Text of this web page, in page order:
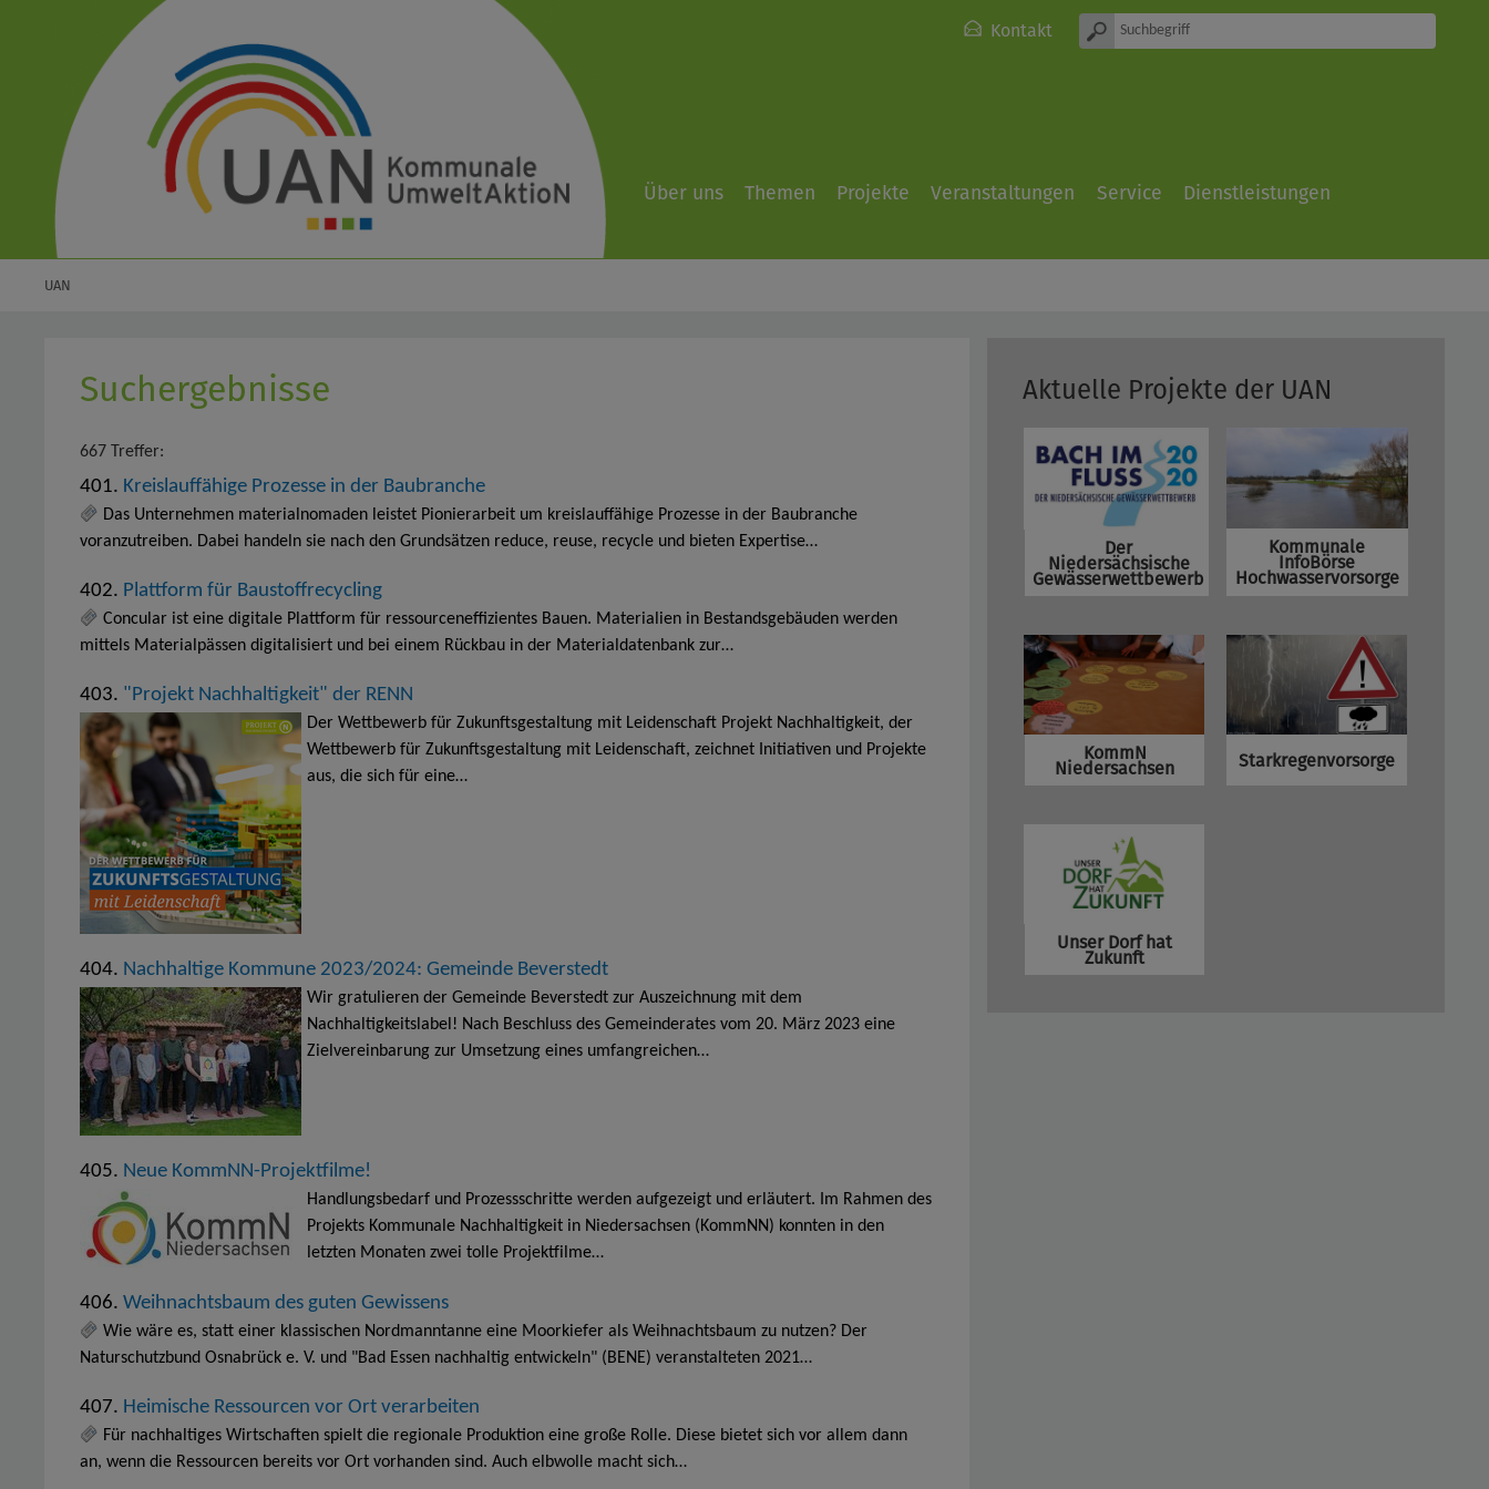
Kontakt
Über uns Themen Projekte Veranstaltungen Service Dienstleistungen
UAN
Suchergebnisse
667 Treffer:
401. Kreislauffähige Prozesse in der Baubranche
Das Unternehmen materialnomaden leistet Pionierarbeit um kreislauffähige Prozesse in der Baubranche
voranzutreiben. Dabei handeln sie nach den Grundsätzen reduce, reuse, recycle und bieten Expertise…
402. Plattform für Baustoffrecycling
Concular ist eine digitale Plattform für ressourceneffizientes Bauen. Materialien in Bestandsgebäuden werden
mittels Materialpässen digitalisiert und bei einem Rückbau in der Materialdatenbank zur…
403. "Projekt Nachhaltigkeit" der RENN
Der Wettbewerb für Zukunftsgestaltung mit Leidenschaft Projekt Nachhaltigkeit, der
Wettbewerb für Zukunftsgestaltung mit Leidenschaft, zeichnet Initiativen und Projekte
aus, die sich für eine…
404. Nachhaltige Kommune 2023/2024: Gemeinde Beverstedt
Wir gratulieren der Gemeinde Beverstedt zur Auszeichnung mit dem
Nachhaltigkeitslabel! Nach Beschluss des Gemeinderates vom 20. März 2023 eine
Zielvereinbarung zur Umsetzung eines umfangreichen…
405. Neue KommNN-Projektfilme!
Handlungsbedarf und Prozessschritte werden aufgezeigt und erläutert. Im Rahmen des
Projekts Kommunale Nachhaltigkeit in Niedersachsen (KommNN) konnten in den
letzten Monaten zwei tolle Projektfilme…
406. Weihnachtsbaum des guten Gewissens
Wie wäre es, statt einer klassischen Nordmanntanne eine Moorkiefer als Weihnachtsbaum zu nutzen? Der
Naturschutzbund Osnabrück e. V. und "Bad Essen nachhaltig entwickeln" (BENE) veranstalteten 2021…
407. Heimische Ressourcen vor Ort verarbeiten
Für nachhaltiges Wirtschaften spielt die regionale Produktion eine große Rolle. Diese bietet sich vor allem dann
an, wenn die Ressourcen bereits vor Ort vorhanden sind. Auch elbwolle macht sich…
Aktuelle Projekte der UAN
Der
Niedersächsische
Gewässerwettbewerb
Kommunale
InfoBörse
Hochwasservorsorge
KommN
Niedersachsen Starkregenvorsorge
Unser Dorf hat
Zukunft